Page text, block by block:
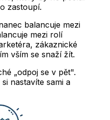
zastoupí.
balancuje mezi
mezi rolí
zákaznické
vším se snaží žít.
„odpoj se v pět".
nastavíte sami a